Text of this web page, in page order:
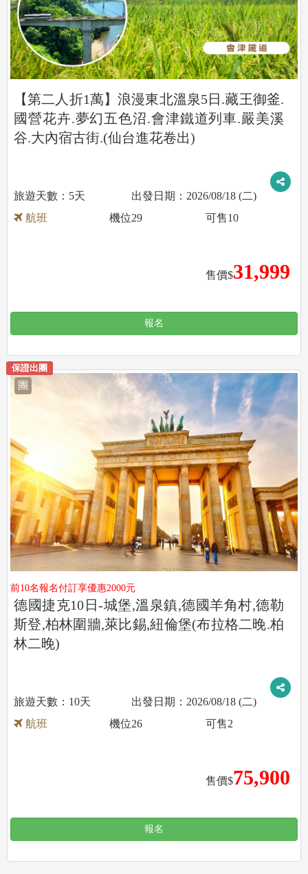
【第二人折1萬】浪漫東北溫泉5日.藏王御釜.
國營花卉.夢幻五色沼.會津鐵道列車.嚴美溪
谷.大內宿古街.(仙台進花卷出)
5天
2026/08/18 (二)
航班
售價$31,999
機位29 可售10
報名
團
前10名報名付訂享優惠2000元
德國捷克10日-城堡,溫泉鎮,德國羊角村,德勒
斯登,柏林圍牆,萊比錫,紐倫堡(布拉格二晚.柏
林二晚)
保證出團
10天
2026/08/18 (二)
航班
售價$75,900
機位26 可售2
報名